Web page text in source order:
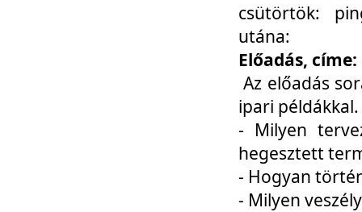
csütörtök:
utána:
Előadás,
Az előadás
ipari
- Milyen
hegesztett
- Hogyan
- Milyen